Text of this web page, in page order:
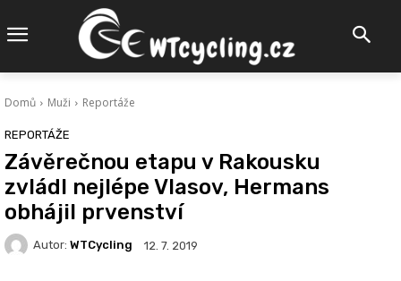
Domů Muži Reportáže
REPORTÁŽE
Závěrečnou etapu v Rakousku
zvládl nejlépe Vlasov, Hermans
obhájil prvenství
Autor: WTCycling 12. 7. 2019